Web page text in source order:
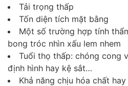
Tải trọng thấp
Tốn diện tích mặt bằng
Một số trường hợp tính
bong tróc nhìn xấu lem nhem
Tuổi thọ thấp: chóng cong
định hình hay kệ sắt…
Khả năng chịu hóa chất